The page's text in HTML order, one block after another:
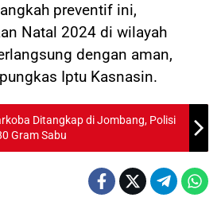
preventif ini,
Natal 2024 di wilayah
dengan aman,
Iptu Kasnasin.
Ditangkap di Jombang, Polisi
Gram Sabu